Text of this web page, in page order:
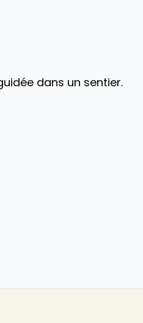
dans un sentier.